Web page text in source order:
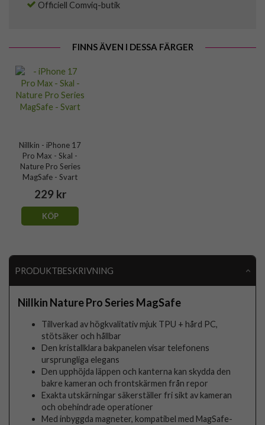
Officiell Comviq-butik
FINNS ÄVEN I DESSA FÄRGER
Nillkin - iPhone 17
Pro Max - Skal -
Nature Pro Series
MagSafe - Svart
229 kr
KÖP
PRODUKTBESKRIVNING
Nillkin Nature Pro Series MagSafe
Tillverkad av högkvalitativ mjuk TPU + hård PC,
stötsäker och hållbar
Den kristallklara bakpanelen visar telefonens
ursprungliga elegans
Den upphöjda läppen och kanterna kan skydda den
bakre kameran och frontskärmen från repor
Exakta utskärningar säkerställer fri sikt av kameran
och obehindrade operationer
Med inbyggda magneter, kompatibel med MagSafe-